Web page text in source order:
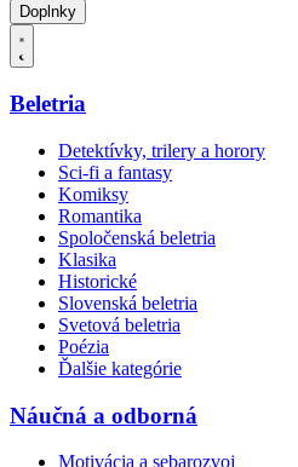
Doplnky
Beletria
Detektívky, trilery a horory
Sci-fi a fantasy
Komiksy
Romantika
Spoločenská beletria
Klasika
Historické
Slovenská beletria
Svetová beletria
Poézia
Ďalšie kategórie
Náučná a odborná
Motivácia a sebarozvoj